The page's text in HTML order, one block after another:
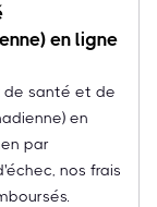
en ligne
de santé et de
en
par
nos frais